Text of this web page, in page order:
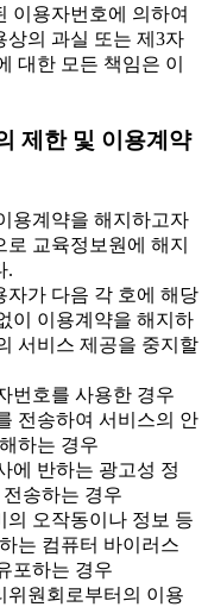
이용자번호에 의하여
상의 과실 또는 제3자
대한 모든 책임은 이
제한 및 이용계약
용계약을 해지하고자
교육정보원에 해지
.
가 다음 각 호에 해당
이 이용계약을 해지하
서비스 제공을 중지할
번호를 사용한 경우
전송하여 서비스의 안
하는 경우
에 반하는 광고성 정
송하는 경우
의 오작동이나 정보 등
는 컴퓨터 바이러스
포하는 경우
위원회로부터의 이용